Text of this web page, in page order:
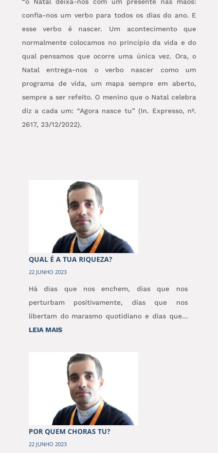
“o Natal deixa-nos com um presente nas mãos:
confia-nos um verbo para todos os dias do ano. E
esse verbo é nascer. Um acontecimento que
normalmente colocamos no princípio da vida e do
qual pensamos que ocorre uma única vez. Ora, o
Natal entrega-nos o verbo nascer como um
programa de vida, um mapa sempre em aberto,
sempre a ser refeito. O menino que o Natal celebra
diz a cada um: “Agora nasce tu” (In. Expresso, nº.
2617, 23/12/2022).
QUAL É A TUA RIQUEZA?
22 JUNHO 2023
Há dias que nos enchem, dias que nos
perturbam positivamente, dias que nos
libertam do marasmo quotidiano e dias que…
LEIA MAIS:
TUA
RIQUEZA?
POR QUEM CHORAS TU?
22 JUNHO 2023